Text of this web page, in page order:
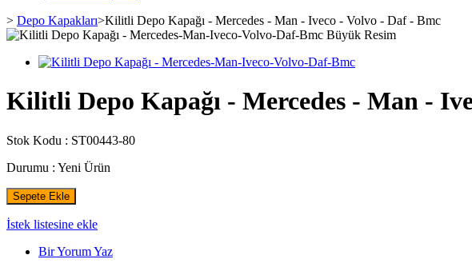
> Depo Kapakları>Kilitli Depo Kapağı - Mercedes - Man - Iveco - Volvo - Daf - Bmc
Büyük Resim
Kilitli Depo Kapağı - Mercedes - Man -
Stok Kodu : ST00443-80
Durumu : Yeni Ürün
Sepete Ekle
İstek listesine ekle
Bir Yorum Yaz